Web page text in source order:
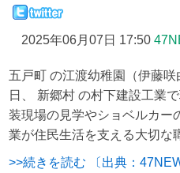
2025年06月07日 17:50
五戸町 の江渡幼稚園（伊藤
日、 新郷村 の村下建設工業
装現場の見学やショベルカー
業が住民生活を支える大切な
>>続きを読む 〔出典：